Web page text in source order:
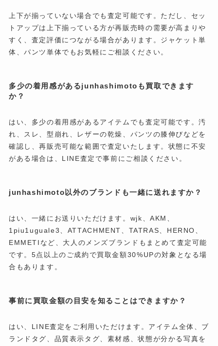
上下が揃っていない場合でも査定可能です。ただし、セッ
トアップは上下揃っている方が再販売時の需要が高まりや
すく、査定評価につながる場合があります。ジャケット単
体、パンツ単体でもお気軽にご相談ください。
多少の着用感があるjunhashimotoも買取できます
か？
はい、多少の着用感があるアイテムでも査定可能です。汚
れ、スレ、型崩れ、レザーの乾燥、パンツの膝伸びなどを
確認し、再販売可能な範囲で査定いたします。状態に不安
がある場合は、LINE査定で事前にご相談ください。
junhashimoto以外のブランドも一緒に送れますか？
はい、一緒にお送りいただけます。wjk、AKM、
1piu1uguale3、ATTACHMENT、TATRAS、HERNO、
EMMETIなど、大人のメンズブランドもまとめて査定可能
です。5点以上のご成約で買取金額30%UPの対象となる場
合もあります。
事前に買取金額の目安を知ることはできますか？
はい、LINE査定をご利用いただけます。アイテム全体、ブ
ランドタグ、品質表示タグ、素材感、状態が分かる写真を